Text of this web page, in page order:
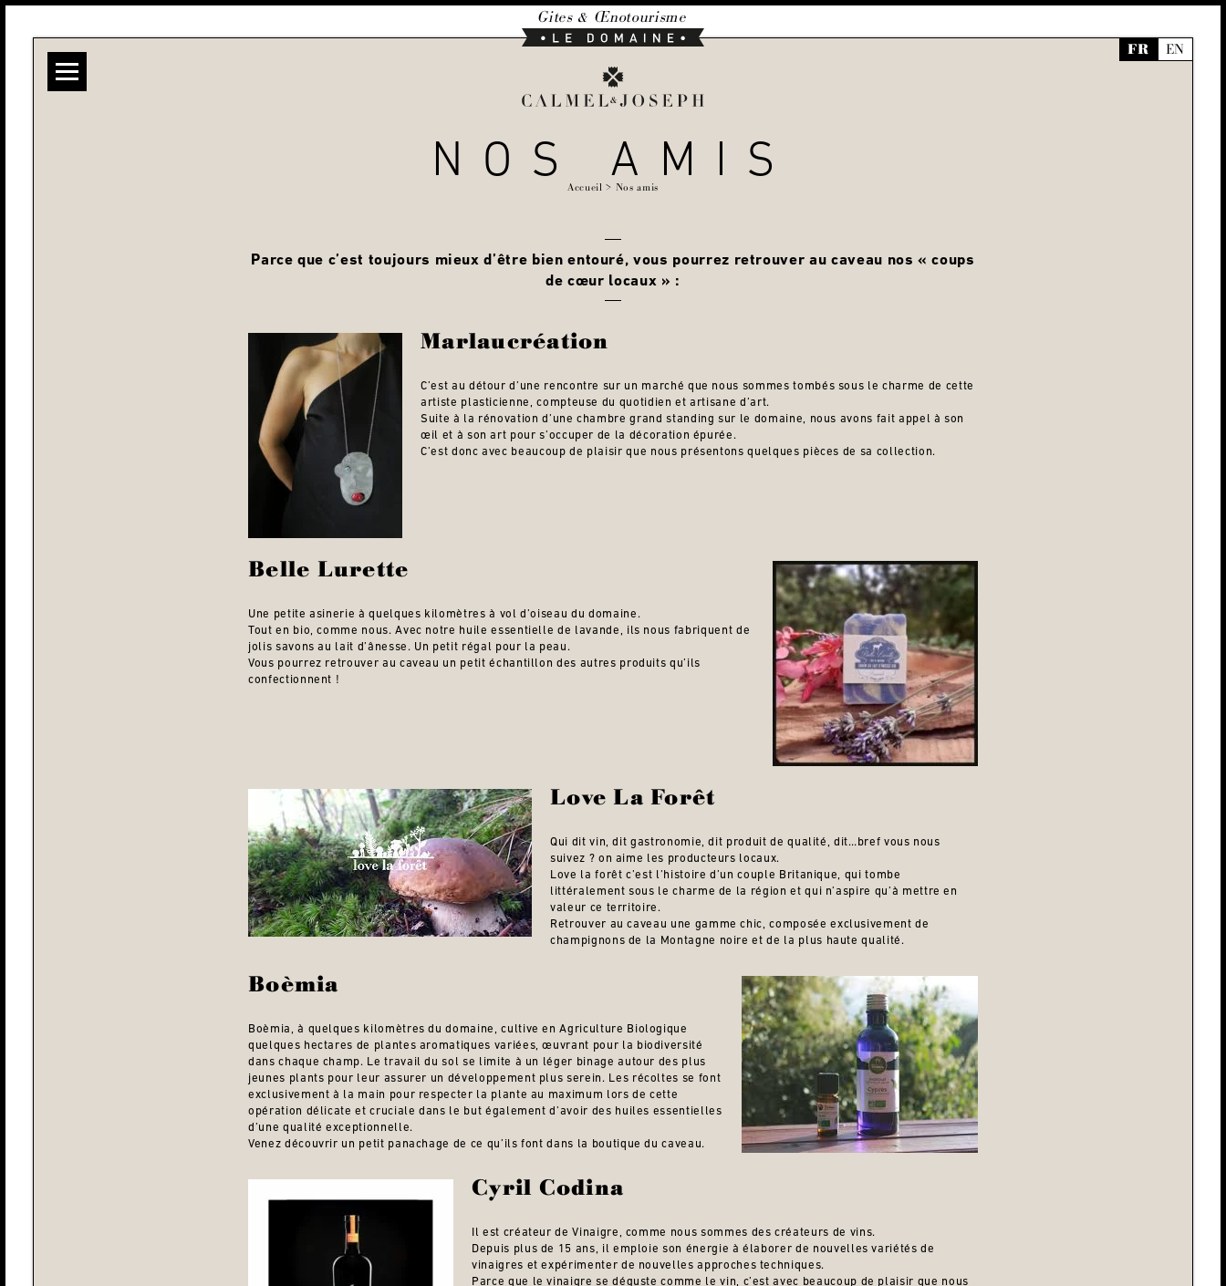
Joseph
Gites & Œnotourisme
FR EN
NOS AMIS
Accueil Nos amis
Parce que c’est toujours mieux d’être bien entouré, vous pourrez retrouver au caveau nos « coups
de cœur locaux » :
Marlaucréation
C’est au détour d’une rencontre sur un marché que nous sommes tombés sous le charme de cette
artiste plasticienne, compteuse du quotidien et artisane d’art.
Suite à la rénovation d’une chambre grand standing sur le domaine, nous avons fait appel à son
œil et à son art pour s’occuper de la décoration épurée.
C’est donc avec beaucoup de plaisir que nous présentons quelques pièces de sa collection.
Belle Lurette
Une petite asinerie à quelques kilomètres à vol d’oiseau du domaine.
Tout en bio, comme nous. Avec notre huile essentielle de lavande, ils nous fabriquent de
jolis savons au lait d’ânesse. Un petit régal pour la peau.
Vous pourrez retrouver au caveau un petit échantillon des autres produits qu’ils
confectionnent !
Love La Forêt
Qui dit vin, dit gastronomie, dit produit de qualité, dit…bref vous nous
suivez ? on aime les producteurs locaux.
Love la forêt c’est l’histoire d’un couple Britanique, qui tombe
littéralement sous le charme de la région et qui n’aspire qu’à mettre en
valeur ce territoire.
Retrouver au caveau une gamme chic, composée exclusivement de
champignons de la Montagne noire et de la plus haute qualité.
Boèmia
Boèmia, à quelques kilomètres du domaine, cultive en Agriculture Biologique
quelques hectares de plantes aromatiques variées, œuvrant pour la biodiversité
dans chaque champ. Le travail du sol se limite à un léger binage autour des plus
jeunes plants pour leur assurer un développement plus serein. Les récoltes se font
exclusivement à la main pour respecter la plante au maximum lors de cette
opération délicate et cruciale dans le but également d’avoir des huiles essentielles
d’une qualité exceptionnelle.
Venez découvrir un petit panachage de ce qu’ils font dans la boutique du caveau.
Cyril Codina
Il est créateur de Vinaigre, comme nous sommes des créateurs de vins.
Depuis plus de 15 ans, il emploie son énergie à élaborer de nouvelles variétés de
vinaigres et expérimenter de nouvelles approches techniques.
Parce que le vinaigre se déguste comme le vin, c’est avec beaucoup de plaisir que nous